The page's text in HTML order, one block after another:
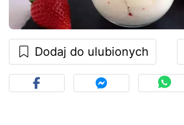
Dodaj do ulubionych